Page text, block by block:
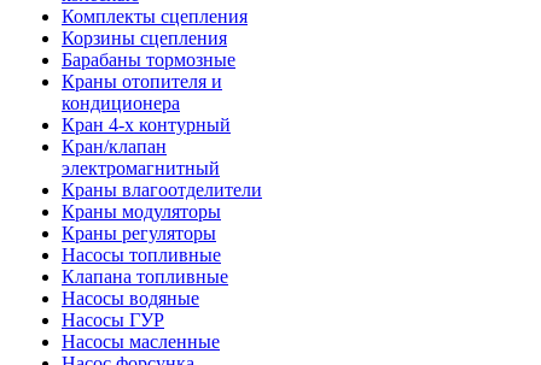
Комплекты сцепления
Корзины сцепления
Барабаны тормозные
Краны отопителя и
кондиционера
Кран 4-х контурный
Кран/клапан
электромагнитный
Краны влагоотделители
Краны модуляторы
Краны регуляторы
Насосы топливные
Клапана топливные
Насосы водяные
Насосы ГУР
Насосы масленные